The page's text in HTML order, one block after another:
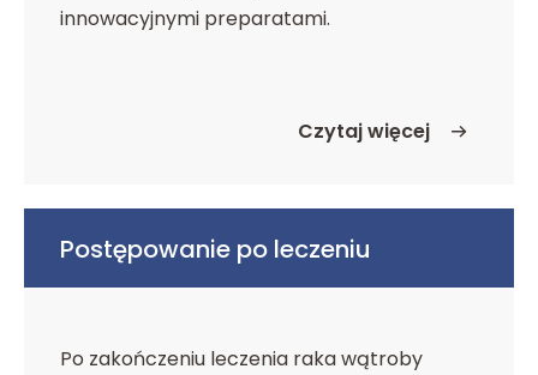
innowacyjnymi preparatami.
Czytaj więcej
o Leczenie
Postępowanie po leczeniu
Po zakończeniu leczenia raka wątroby